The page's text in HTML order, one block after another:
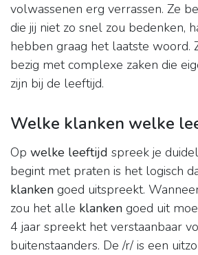
volwassenen erg verrassen. Ze
die jij niet zo snel zou bedenken,
hebben graag het laatste woord.
bezig met complexe zaken die
zijn bij de leeftijd.
Welke klanken welke
Op welke leeftijd spreek je
begint met praten is het logisch
klanken goed uitspreekt.
zou het alle klanken goed uit
4 jaar spreekt het verstaanbaar
buitenstaanders. De /r/ is een